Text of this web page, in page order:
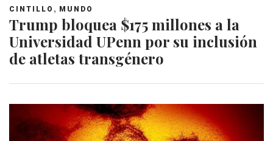
CINTILLO , MUNDO
Trump bloquea $175 millones a la
Universidad UPenn por su inclusión
de atletas transgénero